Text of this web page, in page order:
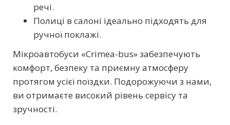
речі.
Полиці в салоні ідеально підходять для
ручної поклажі.
Мікроавтобуси «Crimea-bus» забезпечують
комфорт, безпеку та приємну атмосферу
протягом усієї поїздки. Подорожуючи з нами,
ви отримаєте високий рівень сервісу та
зручності.